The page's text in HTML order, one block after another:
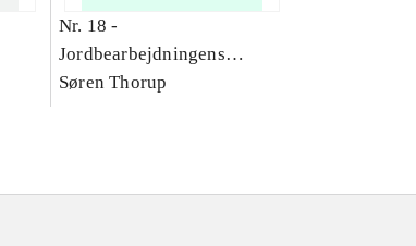
Nr. 18 -
Jordbearbejdningens
indflydelse på ukrudt i korn
Søren Thorup